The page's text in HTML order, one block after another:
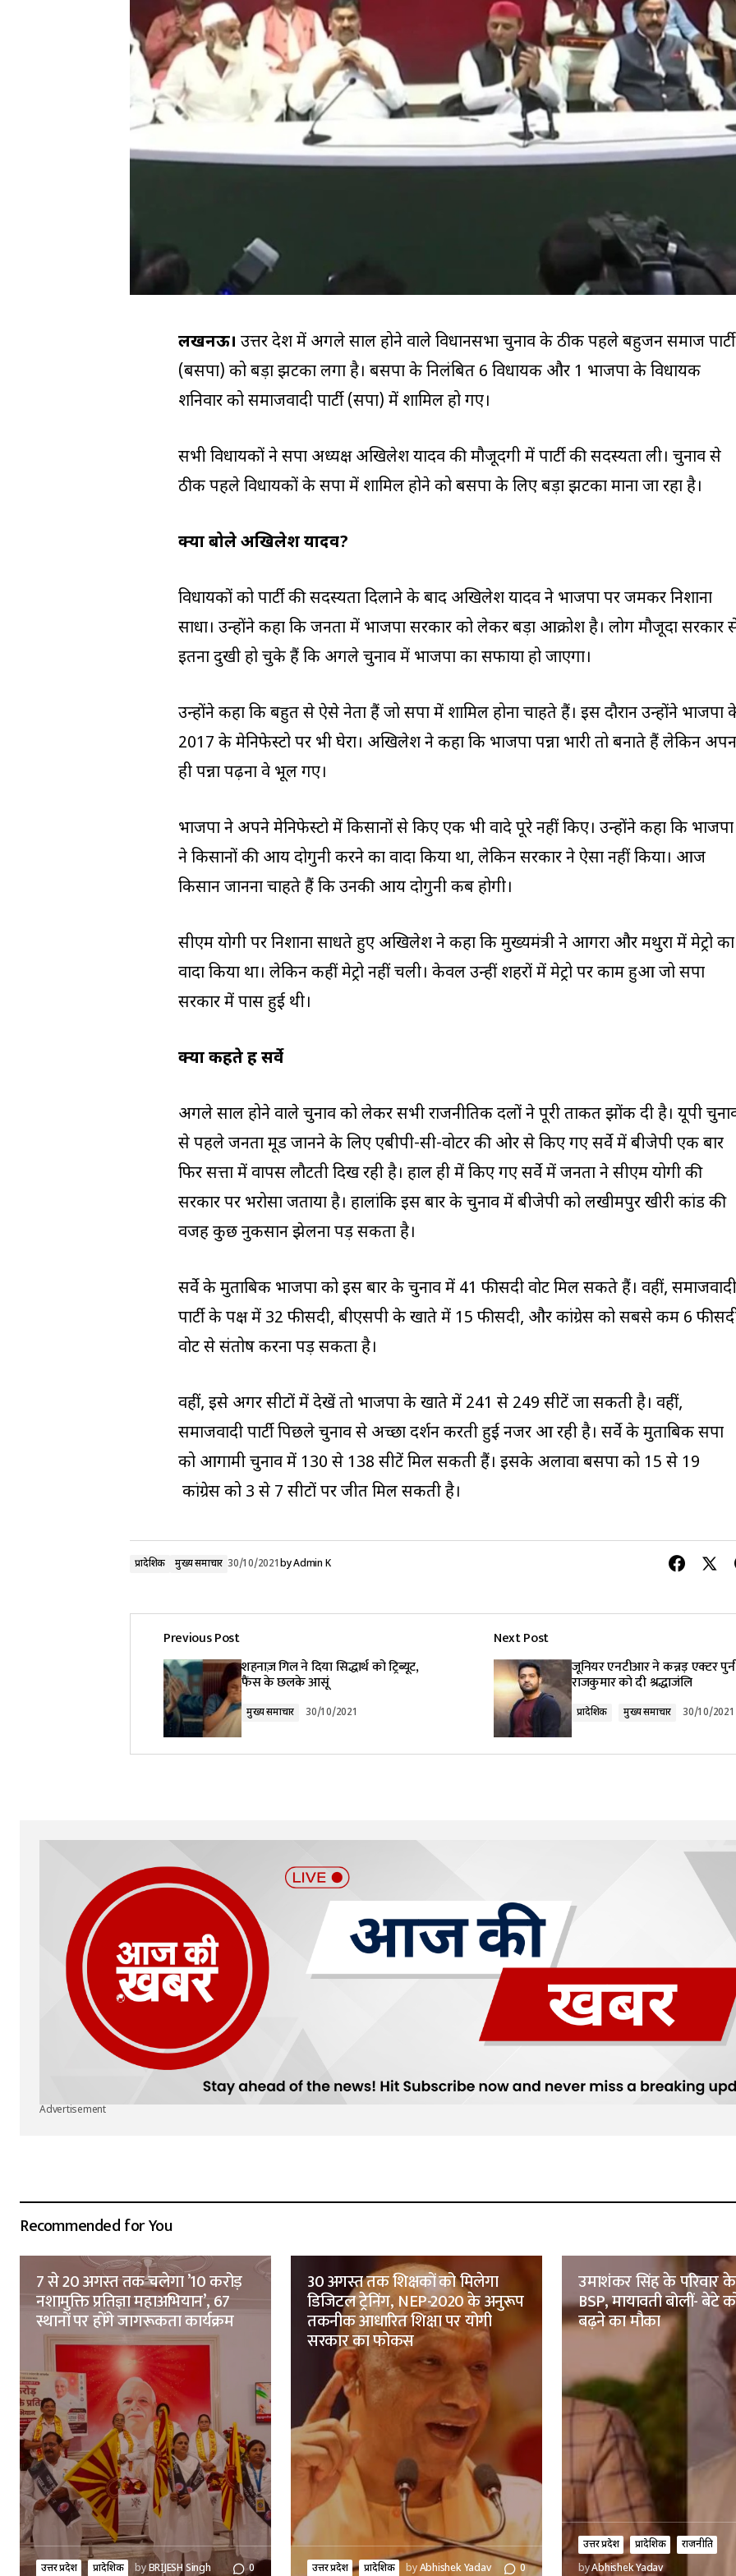
लखनऊ। उत्तर प्रदेश में अगले साल होने वाले विधानसभा चुनाव के ठीक पहले बहुजन समाज पार्टी
(बसपा) को बड़ा झटका लगा है। बसपा के निलंबित 6 विधायक और 1 भाजपा के विधायक
शनिवार को समाजवादी पार्टी (सपा) में शामिल हो गए।
सभी विधायकों ने सपा अध्यक्ष अखिलेश यादव की मौजूदगी में पार्टी की सदस्यता ली। चुनाव से
ठीक पहले विधायकों के सपा में शामिल होने को बसपा के लिए बड़ा झटका माना जा रहा है।
क्या बोले अखिलेश यादव?
विधायकों को पार्टी की सदस्यता दिलाने के बाद अखिलेश यादव ने भाजपा पर जमकर निशाना
साधा। उन्होंने कहा कि जनता में भाजपा सरकार को लेकर बड़ा आक्रोश है। लोग मौजूदा सरकार
इतना दुखी हो चुके हैं कि अगले चुनाव में भाजपा का सफाया हो जाएगा।
उन्होंने कहा कि बहुत से ऐसे नेता हैं जो सपा में शामिल होना चाहते हैं। इस दौरान उन्होंने भाजपा
2017 के मेनिफेस्टो पर भी घेरा। अखिलेश ने कहा कि भाजपा पन्ना प्रभारी तो बनाते हैं लेकिन
ही पन्ना पढ़ना वे भूल गए।
भाजपा ने अपने मेनिफेस्टो में किसानों से किए एक भी वादे पूरे नहीं किए। उन्होंने कहा कि भाजपा
ने किसानों की आय दोगुनी करने का वादा किया था, लेकिन सरकार ने ऐसा नहीं किया। आज
किसान जानना चाहते हैं कि उनकी आय दोगुनी कब होगी।
सीएम योगी पर निशाना साधते हुए अखिलेश ने कहा कि मुख्यमंत्री ने आगरा और मथुरा में मेट्रो का
वादा किया था। लेकिन कहीं मेट्रो नहीं चली। केवल उन्हीं शहरों में मेट्रो पर काम हुआ जो सपा
सरकार में पास हुई थी।
क्या कहते हैं सर्वे
अगले साल होने वाले चुनाव को लेकर सभी राजनीतिक दलों ने पूरी ताकत झोंक दी है। यूपी
से पहले जनता मूड जानने के लिए एबीपी-सी-वोटर की ओर से किए गए सर्वे में बीजेपी एक बार
फिर सत्ता में वापस लौटती दिख रही है। हाल ही में किए गए सर्वे में जनता ने सीएम योगी की
सरकार पर भरोसा जताया है। हालांकि इस बार के चुनाव में बीजेपी को लखीमपुर खीरी कांड की
वजह कुछ नुकसान झेलना पड़ सकता है।
सर्वे के मुताबिक भाजपा को इस बार के चुनाव में 41 फीसदी वोट मिल सकते हैं। वहीं, समाजवादी
पार्टी के पक्ष में 32 फीसदी, बीएसपी के खाते में 15 फीसदी, और कांग्रेस को सबसे कम 6
वोट से संतोष करना पड़ सकता है।
वहीं, इसे अगर सीटों में देखें तो भाजपा के खाते में 241 से 249 सीटें जा सकती है। वहीं,
समाजवादी पार्टी पिछले चुनाव से अच्छा प्रदर्शन करती हुई नजर आ रही है। सर्वे के मुताबिक सपा
को आगामी चुनाव में 130 से 138 सीटें मिल सकती हैं। इसके अलावा बसपा को 15 से 19
कांग्रेस को 3 से 7 सीटों पर जीत मिल सकती है।
प्रादेशिक मुख्य समाचार 30/10/2021byAdmin K
Previous Post
शहनाज़ गिल ने दिया सिद्धार्थ को ट्रिब्यूट,
फैंस के छलके आसूं
मुख्य समाचार 30/10/2021
Next Post
जूनियर एनटीआर ने कन्नड़ एक्टर
राजकुमार को दी श्रद्धाजंलि
प्रादेशिक मुख्य समाचार 30/10/2021
Advertisement
Recommended for You
7 से 20 अगस्त तक चलेगा ’10 करोड़
नशामुक्ति प्रतिज्ञा महाअभियान’, 67
स्थानों पर होंगे जागरूकता कार्यक्रम
उत्तर प्रदेश प्रादेशिक byBRIJESH Singh 0
30 अगस्त तक शिक्षकों को मिलेगा
डिजिटल ट्रेनिंग, NEP-2020 के अनुरूप
तकनीक आधारित शिक्षा पर योगी
सरकार का फोकस
उत्तर प्रदेश प्रादेशिक byAbhishek Yadav 0
उमाशंकर सिंह के परिवार
BSP, मायावती बोलीं-
बढ़ने का मौका
उत्तर प्रदेश प्रादेशिक
राजनीति
byAbhishek Yadav